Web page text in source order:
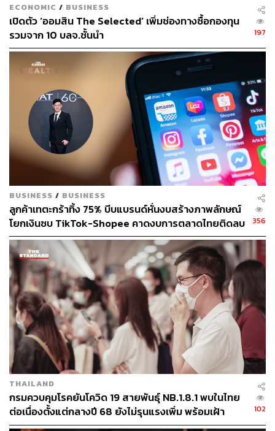
ไม่เพียงเท่านั้น สมเด็จพระเจ้าอยู่หัวก็ทรงศีล ทรงห้ามไม่ให้
พระราชวงศานุวงศ์ ข้าราชการผู้ใหญ่ ผู้น้อย ฝ่ายหน้า ฝ่ายใน
เข้าเฝ้า ให้งดกิจราชการเสีย และให้ตั้งใจทำบุญสวดมนต์ให้
ทาน
ทางการสั่งให้ประชาชนรักษาศีลอยู่แต่ในบ้าน ผลปรากฏว่า
การที่ประชาชนไม่ออกจากบ้าน การระบาดของเชื้อจึงลดลง
ซึ่งเอาเข้าจริงก็คงไม่ต่างจากการที่รัฐในปัจจุบันออกข้อบังคับ
ให้ผู้ที่มีความเสี่ยงต่อโรคระบาดกักตัวอยู่ในบ้าน 14 วัน เพื่อ
ลดความเสี่ยงในเรื่องของการกระจายเชื้อสำหรับผู้ติดเชื้อ
หรือลดความเสี่ยงที่จะติดเชื้อจากพื้นที่ภายนอก แต่อย่างไร
ก็ตาม ในสมัยนั้นรัฐใช้หลักการทางพุทธศาสนาเป็นมาตรการ
ช่วยในการกักตัวผู้คนในอาณาจักรได้เป็นอย่างดี
ภายหลังจากเกิดโรคระบาดในสมัยรัชกาลที่ 2 ยังปรากฏการ
ระบาดของโรคอีกหลายรอบในสมัยต้นรัตนโกสินทร์ โดย
โรคระบาดที่สำคัญๆ เช่น อหิวาตกโรค ไข้ทรพิษ และ
กาฬโรค ซึ่งเป็น 3 โรค ที่ทำให้สูญเสียผู้คนไปจำนวนมาก
ไม่เพียงเท่านั้น ยังคงมีการระบาดขึ้นอย่างต่อเนื่อง โดย
เฉพาะอหิวาตกโรคที่เกิดการระบาดขึ้นในสมัยรัชกาลที่ 3
พ.ศ. 2392 ตรงกับการระบาดใหญ่ทั่วโลกครั้งที่ 2 มีคนตาย
5,457 ศพ เฉลี่ยตายวันละ 194 ศพ และเจ้าพระยา
บดินทร์เดชาก็ถึงแก่อนิจกรรมด้วยโรคนี้
ในสมัยรัชกาลที่ 4 เกิดการระบาดขึ้นใน พ.ศ. 2403 ตรงกับ
การระบาดทั่วโลกครั้งที่ 3 และอีก 2 ครั้งใหญ่ในสมัยรัชกาล
ที่ 5 คือระบาดใหญ่ในปีระกา พ.ศ. 2416 ตรงกับการระบาด
ใหญ่ทั่วโรคครั้งที่ 4 และในปีมะเส็ง พ.ศ. 2424
ECONOMIC / BUSINESS
เปิดตัว ‘ออมสิน The Selected’ เพิ่มช่องทางซื้อกองทุน
รวมจาก 10 บลจ.ชั้นนำ
197
BUSINESS / BUSINESS
ลูกค้าเทตะกร้าทิ้ง 75% บีบแบรนด์หั่นงบสร้างภาพลักษณ์
โยกเงินซบ TikTok-Shopee คาดงบการตลาดไทยติดลบ
ครั้งแรกในรอบ 14 ปี
356
THAILAND
กรมควบคุมโรคยันโควิด 19 สายพันธุ์ NB.1.8.1 พบในไทย
ต่อเนื่องตั้งแต่กลางปี 68 ยังไม่รุนแรงเพิ่ม พร้อมเฝ้า
ระวัง-ติดตามใกล้ชิด
102